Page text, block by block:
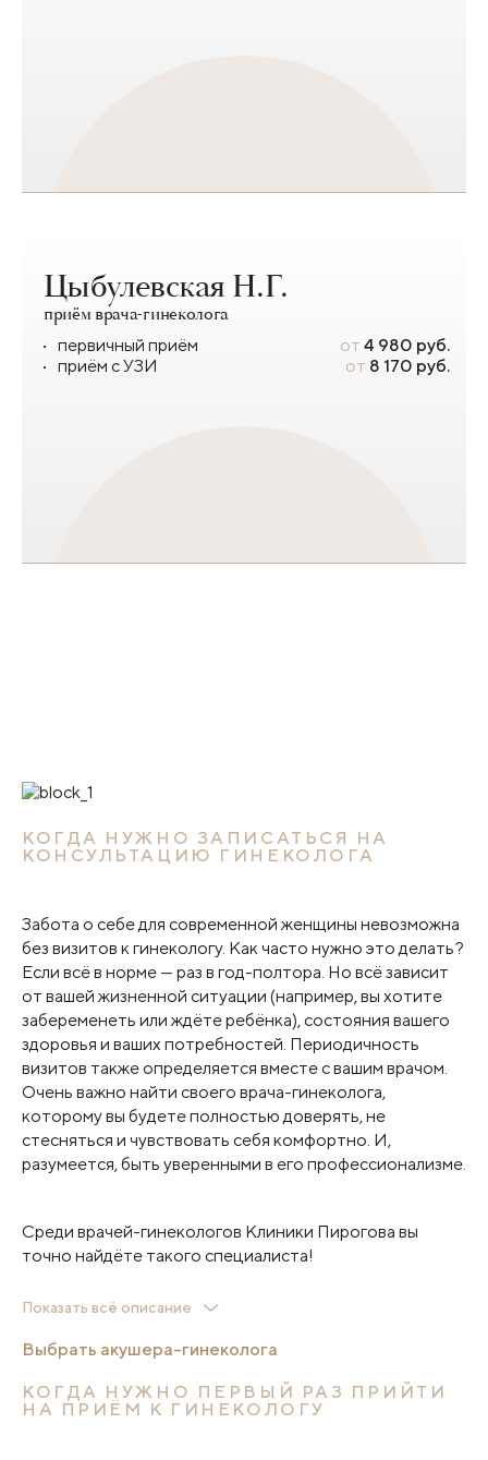
Цыбулевская Н.Г.
приём врача-гинеколога
первичный приём от 4 980 руб.
приём с УЗИ
от 8 170 руб.
КОГДА НУЖНО ЗАПИСАТЬСЯ НА
КОНСУЛЬТАЦИЮ ГИНЕКОЛОГА
Забота о себе для современной женщины невозможна
без визитов к гинекологу. Как часто нужно это делать?
Если всё в норме — раз в год-полтора. Но всё зависит
от вашей жизненной ситуации (например, вы хотите
забеременеть или ждёте ребёнка), состояния вашего
здоровья и ваших потребностей. Периодичность
визитов также определяется вместе с вашим врачом.
Очень важно найти своего врача-гинеколога,
которому вы будете полностью доверять, не
стесняться и чувствовать себя комфортно. И,
разумеется, быть уверенными в его профессионализме.
Среди врачей-гинекологов Клиники Пирогова вы
точно найдёте такого специалиста!
К вашим услугам команда опытных гинекологов, среди
высшей категории, специалисты по ведению
владеющие щадящими лапароскопическими методами,
гинекологи-УЗИсты.
Показать всё описание
Выбрать акушера-гинеколога
КОГДА НУЖНО ПЕРВЫЙ РАЗ ПРИЙТИ
НА ПРИЁМ К ГИНЕКОЛОГУ